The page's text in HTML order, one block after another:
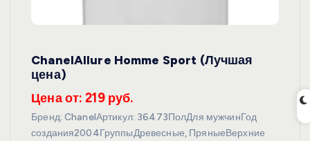
ChanelAllure Homme Sport (Лучшая
цена)
Цена от: 219 руб.
Бренд: ChanelАртикул: 36473ПолДля мужчинГод
создания2004ГруппыДревесные, ПряныеВерхние